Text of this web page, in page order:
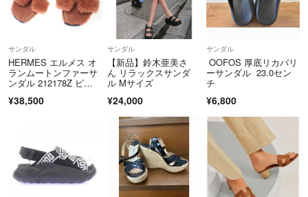
サンダル
HERMES エルメス オ
ランムートンファーサ
ンダル 212178Z ピン
¥38,500
サンダル
【新品】鈴木亜美さ
ん リラックスサンダ
ル Mサイズ
¥24,000
サンダル
OOFOS 厚底リカバリ
ーサンダル 23.0セン
チ
¥6,800